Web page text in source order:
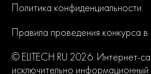
Политика конфиденциальности
Правила проведения конкурса в
© ELITECH.RU 2026. Интернет-
исключительно информационный